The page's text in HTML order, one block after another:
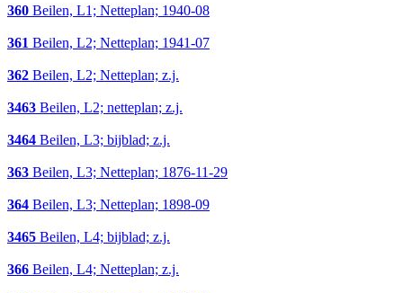
360 Beilen, L1; Netteplan; 1940-08
361 Beilen, L2; Netteplan; 1941-07
362 Beilen, L2; Netteplan; z.j.
3463 Beilen, L2; netteplan; z.j.
3464 Beilen, L3; bijblad; z.j.
363 Beilen, L3; Netteplan; 1876-11-29
364 Beilen, L3; Netteplan; 1898-09
3465 Beilen, L4; bijblad; z.j.
366 Beilen, L4; Netteplan; z.j.